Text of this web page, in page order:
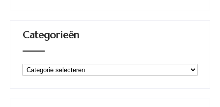
Categorieën
Categorieën